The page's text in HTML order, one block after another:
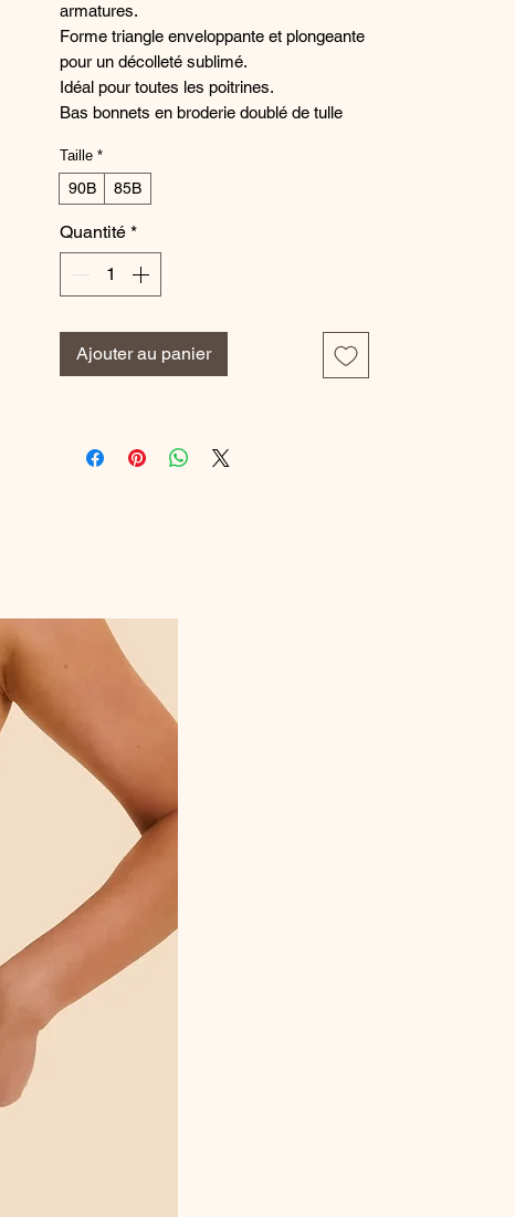
armatures.
Forme triangle enveloppante et plongeante
pour un décolleté sublimé.
Idéal pour toutes les poitrines.
Bas bonnets en broderie doublé de tulle
transparent.
Dos en maille élastique en BC et en maille
maintien dans les grandes profondeurs.
Bretelles réglables.
Taille *
90B 85B
Quantité *
Ajouter au panier